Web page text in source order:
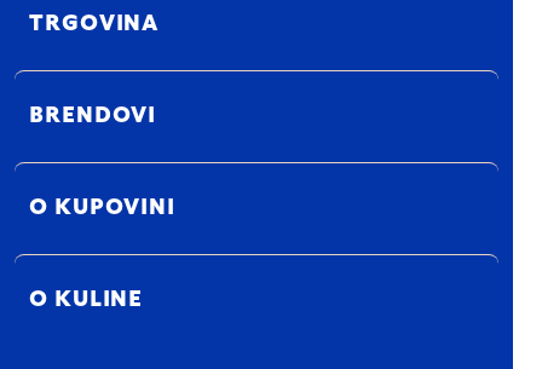
TRGOVINA
BRENDOVI
O KUPOVINI
O KULINE